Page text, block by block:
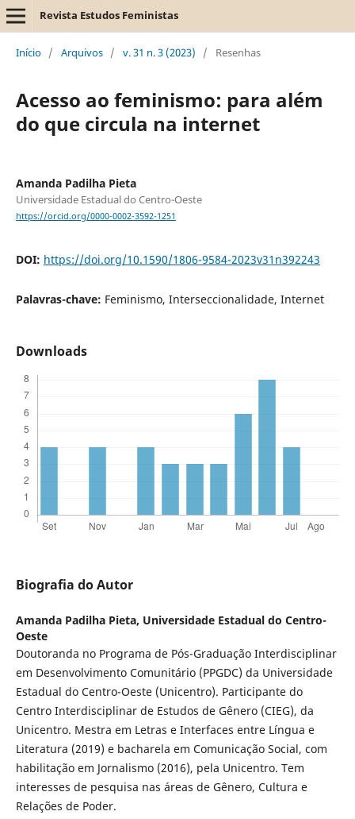
Revista Estudos Feministas
Início / Arquivos / v. 31 n. 3 (2023) / Resenhas
Acesso ao feminismo: para além
do que circula na internet
Amanda Padilha Pieta
Universidade Estadual do Centro-Oeste
https://orcid.org/0000-0002-3592-1251
DOI: https://doi.org/10.1590/1806-9584-2023v31n392243
Palavras-chave: Feminismo, Interseccionalidade, Internet
Downloads
Biografia do Autor
Amanda Padilha Pieta, Universidade Estadual do Centro-
Oeste
Doutoranda no Programa de Pós-Graduação Interdisciplinar
em Desenvolvimento Comunitário (PPGDC) da Universidade
Estadual do Centro-Oeste (Unicentro). Participante do
Centro Interdisciplinar de Estudos de Gênero (CIEG), da
Unicentro. Mestra em Letras e Interfaces entre Língua e
Literatura (2019) e bacharela em Comunicação Social, com
habilitação em Jornalismo (2016), pela Unicentro. Tem
interesses de pesquisa nas áreas de Gênero, Cultura e
Relações de Poder.